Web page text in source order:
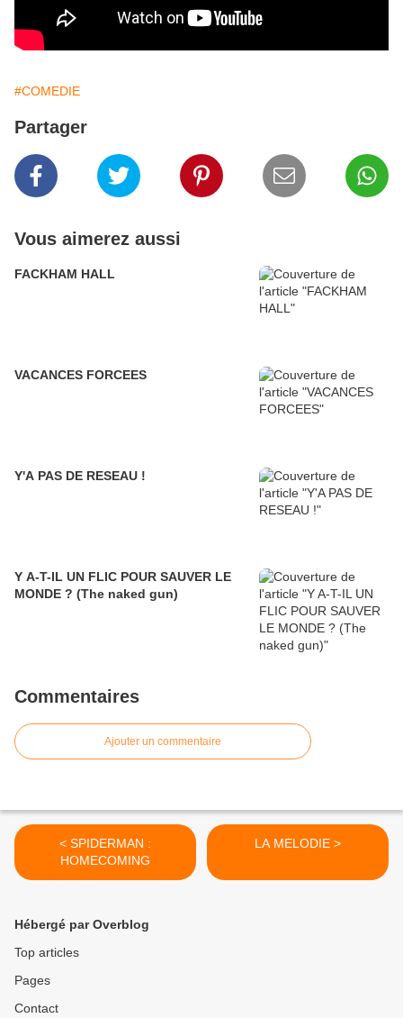
#COMEDIE
Partager
Vous aimerez aussi
FACKHAM HALL
VACANCES FORCEES
Y'A PAS DE RESEAU !
Y A-T-IL UN FLIC POUR SAUVER LE
MONDE ? (The naked gun)
Commentaires
Ajouter un commentaire
< SPIDERMAN :
HOMECOMING
LA MELODIE >
Hébergé par Overblog
Top articles
Pages
Contact